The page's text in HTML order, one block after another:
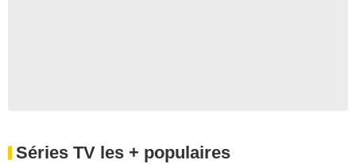
Séries TV les + populaires